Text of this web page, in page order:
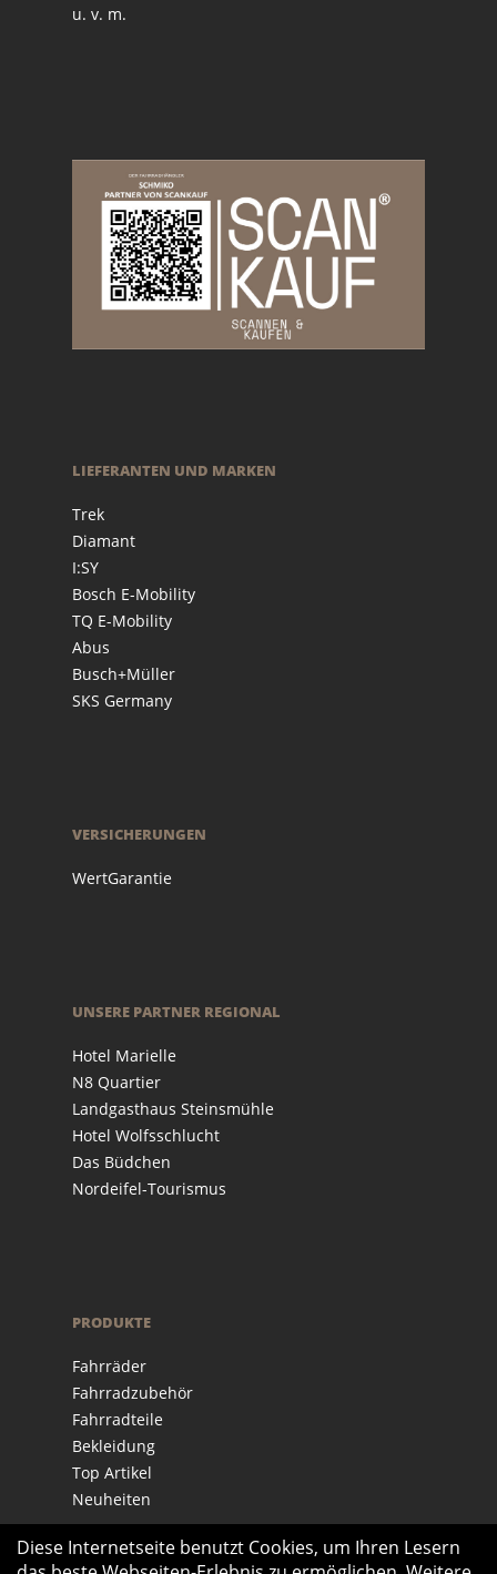
u. v. m.
LIEFERANTEN UND MARKEN
Trek
Diamant
I:SY
Bosch E-Mobility
TQ E-Mobility
Abus
Busch+Müller
SKS Germany
VERSICHERUNGEN
WertGarantie
UNSERE PARTNER REGIONAL
Hotel Marielle
N8 Quartier
Landgasthaus Steinsmühle
Hotel Wolfsschlucht
Das Büdchen
Nordeifel-Tourismus
PRODUKTE
Fahrräder
Fahrradzubehör
Fahrradteile
Bekleidung
Top Artikel
Neuheiten
Diese Internetseite benutzt Cookies, um Ihren Lesern